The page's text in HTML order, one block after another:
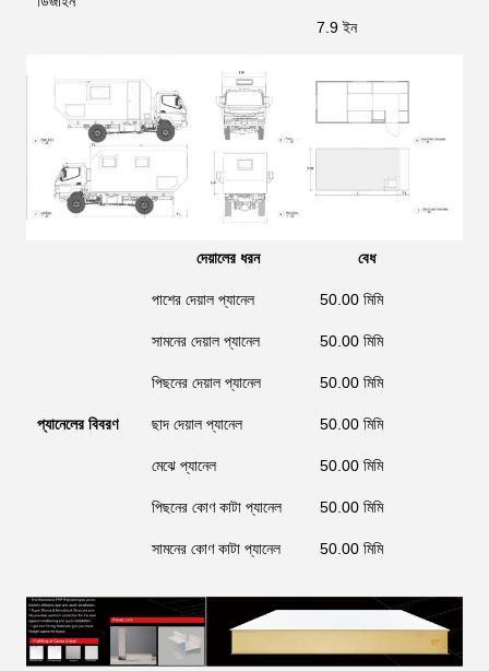
7.9 ইন
দেয়ালের ধরন বেধ
প্যানেলের বিবরণ
পাশের দেয়াল প্যানেল 50.00 মিমি
সামনের দেয়াল প্যানেল 50.00 মিমি
পিছনের দেয়াল প্যানেল 50.00 মিমি
ছাদ দেয়াল প্যানেল 50.00 মিমি
মেঝে প্যানেল 50.00 মিমি
পিছনের কোণ কাটা প্যানেল 50.00 মিমি
সামনের কোণ কাটা প্যানেল 50.00 মিমি